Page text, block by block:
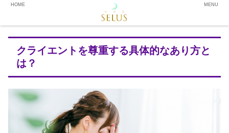
クライエントを尊重する具体的なあり方と
は？
HOME MENU